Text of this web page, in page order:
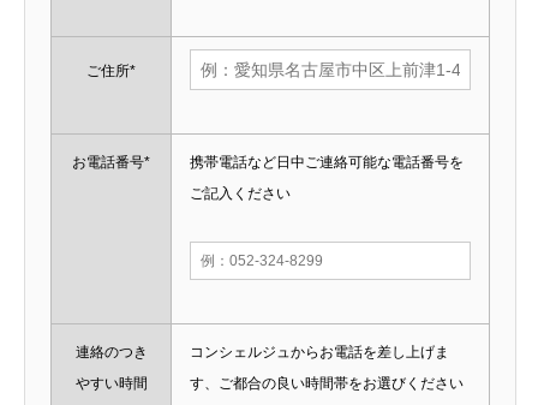
ご住所*
お電話番号*
携帯電話など日中ご連絡可能な電話番号を
ご記入ください
連絡のつき
やすい時間
コンシェルジュからお電話を差し上げま
す、ご都合の良い時間帯をお選びください